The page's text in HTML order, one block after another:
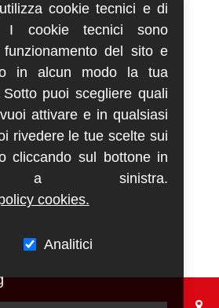
cookie tecnici e di
I cookie tecnici sono
del sito e
in alcun modo la tua
Sotto puoi scegliere quali
attivare e in qualsiasi
rivedere le tue scelte sui
cliccando sul bottone in
a sinistra.
cookies.
Analitici